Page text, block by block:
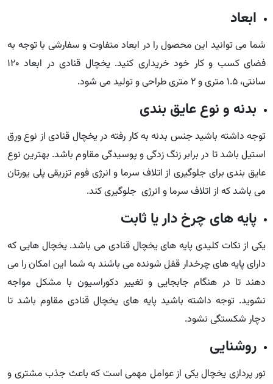
ابعاد
شما می توانید این محصول را در ابعاد متفاوت و سفارشی با توجه به
فضای کسب و کار خود خریداری کنید. یخچال قنادی در ابعاد 120
سانتی، 1.5 متری و 2 متری طراحی و تولید می شود.
بدنه و نوع عایق بندی
توجه داشته باشید جنس بدنه به کار رفته در یخچال قنادی از نوع ورق
استیل باشد تا در برابر زنگ زدگی و پوسیدگی مقاوم باشد. بهترین نوع
عایق بندی برای جلوگیری از اتلاف سرما و انرژی فوم تزریقی پلی یورتان
می باشد که از اتلاف سرما و انرژی جلوگیری کند.
پایه های چرخ دار یا ثابت
یکی از نکات کلیدی پایه های یخچال قنادی می باشد. یخچال هایی که
دارای پایه های چرخدار قفل شونده می باشند به شما این امکان را می
دهند تا در هنگام جابجایی و تغییر دکوراسیون با مشکل مواجه
نشوید. توجه داشته باشید پایه های یخچال قنادی مقاوم باشد تا
دچار شکستگی نشود.
روشنایی
نور پردازی یخچال یکی از عوامل مهمی است که باعث جذب مشتری و